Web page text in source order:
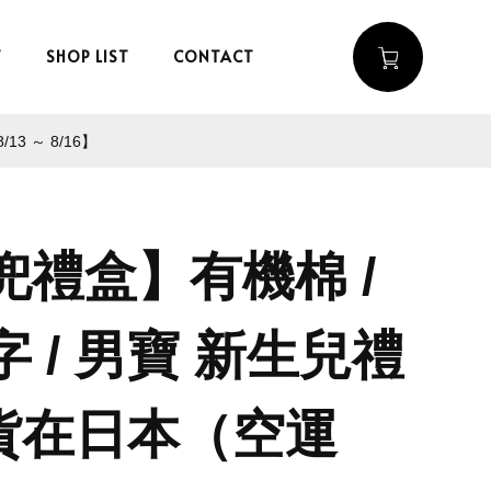
SHOP LIST CONTACT
～ 8/16】
禮盒】有機棉 /
/ 男寶 新生兒禮
在日本（空運